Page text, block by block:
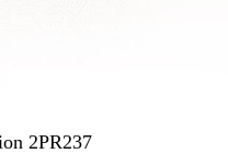
2PR237